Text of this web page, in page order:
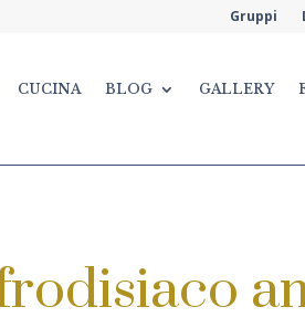
Gruppi
CUCINA BLOG GALLERY